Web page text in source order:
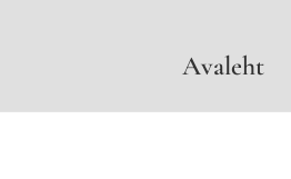
Avaleht